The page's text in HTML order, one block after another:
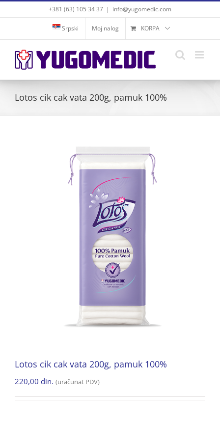
to
+381 (63) 105 34 37 | info@yugomedic.com
Srpski Moj nalog KORPA
Lotos cik cak vata 200g, pamuk 100%
Lotos cik cak vata 200g, pamuk 100%
220,00 din. (uračunat PDV)